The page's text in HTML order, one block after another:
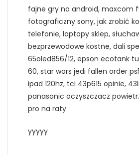
fajne gry na android, maxcom
fotograficzny sony, jak zrobić
telefonie, laptopy sklep,
bezprzewodowe kostne, dali
65oled856/12, epson ecotank
60, star wars jedi fallen order
ipad 120hz, tcl 43p615 opinie,
panasonic oczyszczacz
pro na raty
yyyyy